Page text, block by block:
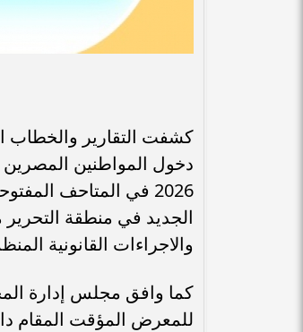
كشفت التقارير والخطاب
2026 في المتاحف
الجديد في منطقة التحرير
والاجراءات القانونية
كما وافق مجلس إدارة
للمعرض المؤقت المقام